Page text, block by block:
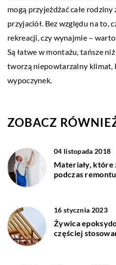
mogą przyjeżdżać całe
przyjaciół. Bez względu na to,
rekreacji, czy wynajmie –
Są łatwe w montażu, tańsze
tworzą niepowtarzalny klimat,
wypoczynek.
ZOBACZ
04 listopada 2018
Materiały, które
podczas remontu
16 stycznia 2023
Żywica
częściej